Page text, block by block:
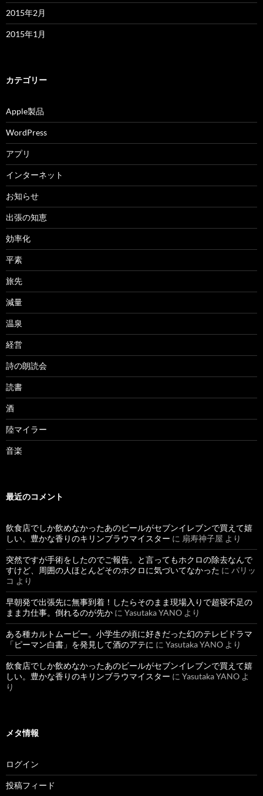
2015年2月
2015年1月
カテゴリー
Apple製品
WordPress
アプリ
インターネット
お知らせ
出張の知恵
効率化
平素
旅先
減量
温泉
経営
詩の朗読会
読書
酒
陸マイラー
音楽
最近のコメント
飲食店でしか飲めなかったあのビールがセブンイレブンで買えて嬉
しい。豊かな香りのキリンブラウマイスター に 扇寿神子屋 より
突然ですが手術をしたのでご報告。と言ってもホクロの除去なんで
すけど、周囲の人ほとんどそのホクロに気づいてなかった に パリッ
コ より
早朝発で出張先に無事到着！したらそのまま現場入りで超寝不足の
まま力仕事。倒れるのが先か に Yasutaka YANO より
ある種カルトムービー。小学生の頃に好きだった幻のテレビドラマ
「ピーマン白書」を発見して酒のアテに に Yasutaka YANO より
飲食店でしか飲めなかったあのビールがセブンイレブンで買えて嬉
しい。豊かな香りのキリンブラウマイスター に Yasutaka YANO よ
り
メタ情報
ログイン
投稿フィード